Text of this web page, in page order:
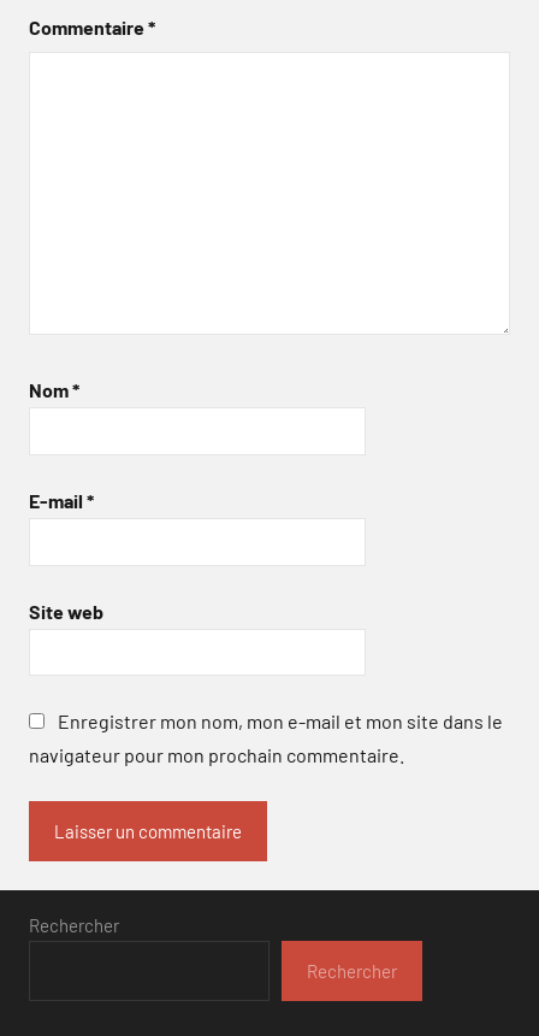
Commentaire*
Nom*
E-mail *
Site web
Enregistrer mon nom, mon e-mail et mon site dans le
navigateur pour mon prochain commentaire.
Rechercher
Rechercher